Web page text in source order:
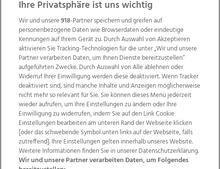
Wir über uns Mediadaten Kontakt
Jobs
Datenschutz
Impressum
AGB Anzeigekunden
AGB Website
Ehrenkodex Politische Werbung
Ihre Privatsphäre ist uns wichtig
Wir und unsere918-Partner speichern und greifen auf
personenbezogene Daten wie Browserdaten oder eindeutige
Kennungen auf Ihrem Gerät zu. Durch Auswahl von Akzeptieren
aktivieren Sie Tracking-Technologien für die unter „Wir und unsere
Partner verarbeiten Daten, um Ihnen Dienste bereitzustellen“
aufgeführten Zwecke. Durch Auswahl von Alle ablehnen oder
Widerruf Ihrer Einwilligung werden diese deaktiviert. Wenn Tracker
deaktiviert sind, sind manche Inhalte und Anzeigen möglicherweise
nicht mehr so relevant für Sie. Sie können dieses Menü jederzeit
wieder aufrufen, um Ihre Einstellungen zu ändern oder Ihre
Einwilligung zu widerrufen, indem Sie auf den Link Cookie
Einstellungen bearbeiten am unteren Rand der Webseite klicken
[oder das schwebende Symbol unten links auf der Webseite, falls
zutreffend]. Ihre Einstellungen gelten innerhalb unseres Website.
Weitere Informationen finden Sie in unserer Datenschutzerklärung.
Wir und unsere Partner verarbeiten Daten, um Folgendes